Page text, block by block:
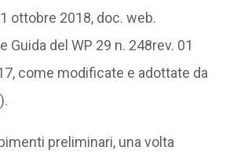
ottobre 2018, doc. web.
Guida del WP 29 n. 248rev. 01
come modificate e adottate da
preliminari, una volta